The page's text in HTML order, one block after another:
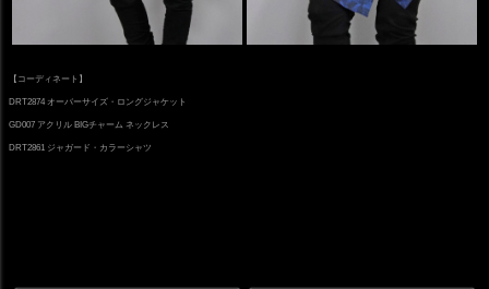
【コーディネート】
DRT2874 オーバーサイズ・ロングジャケット
GD007 アクリル BIGチャーム ネックレス
DRT2861 ジャガード・カラーシャツ